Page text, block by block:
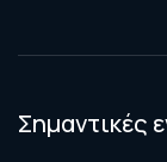
Σημαντικές